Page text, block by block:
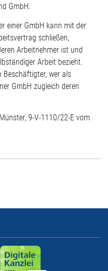
GmbH.
einer GmbH kann mit der
schließen,
Arbeitnehmer ist und
Arbeit bezieht.
Beschäftigter, wer als
GmbH zugleich deren
9-V-1110/22-E vom